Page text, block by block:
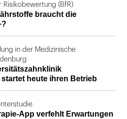
Risikobewertung (BfR)
braucht die
in der Medizinische
heute ihren Betrieb
App verfehlt Erwartungen